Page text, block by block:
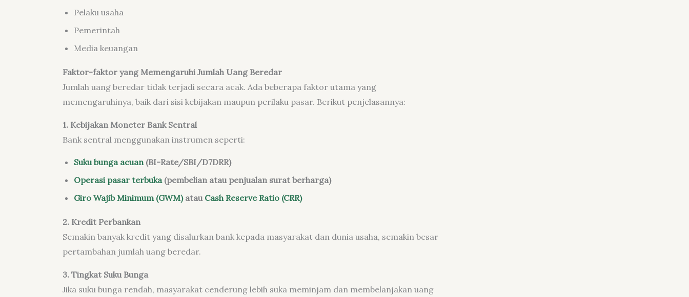
Pelaku usaha
Pemerintah
Media keuangan
Faktor-faktor yang Memengaruhi Jumlah Uang Beredar
Jumlah uang beredar tidak terjadi secara acak. Ada beberapa faktor utama yang
memengaruhinya, baik dari sisi kebijakan maupun perilaku pasar. Berikut penjelasannya:
1. Kebijakan Moneter Bank Sentral
Bank sentral menggunakan instrumen seperti:
Suku bunga acuan(BI-Rate/SBI/D7DRR)
Operasi pasar terbuka(pembelian atau penjualan surat berharga)
Giro Wajib Minimum (GWM)atau Cash Reserve Ratio (CRR)
2. Kredit Perbankan
Semakin banyak kredit yang disalurkan bank kepada masyarakat dan dunia usaha, semakin besar
pertambahan jumlah uang beredar.
3. Tingkat Suku Bunga
Jika suku bunga rendah, masyarakat cenderung lebih suka meminjam dan membelanjakan uang